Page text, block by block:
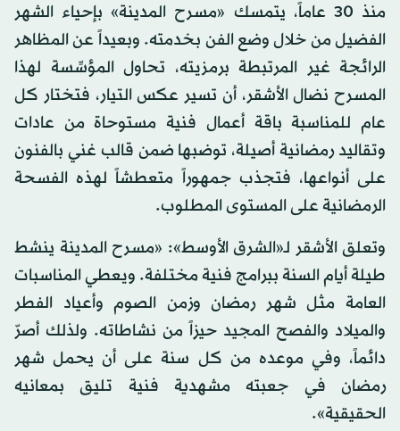
منذ 30 عاماً، يتمسك «مسرح المدينة» بإحياء الشهر
الفضيل من خلال وضع الفن بخدمته. وبعيداً عن المظاهر
الرائجة غير المرتبطة برمزيته، تحاول المؤسِّسة لهذا
المسرح نضال الأشقر، أن تسير عكس التيار، فتختار كل
عام للمناسبة باقة أعمال فنية مستوحاة من عادات
وتقاليد رمضانية أصيلة، توضبها ضمن قالب غني بالفنون
على أنواعها، فتجذب جمهوراً متعطشاً لهذه الفسحة
الرمضانية على المستوى المطلوب.
وتعلق الأشقر لـ«الشرق الأوسط»: «مسرح المدينة ينشط
طيلة أيام السنة ببرامج فنية مختلفة. ويعطي المناسبات
العامة مثل شهر رمضان وزمن الصوم وأعياد الفطر
والميلاد والفصح المجيد حيزاً من نشاطاته. ولذلك أصرّ
دائماً، وفي موعده من كل سنة على أن يحمل شهر
رمضان في جعبته مشهدية فنية تليق بمعانيه
الحقيقية».